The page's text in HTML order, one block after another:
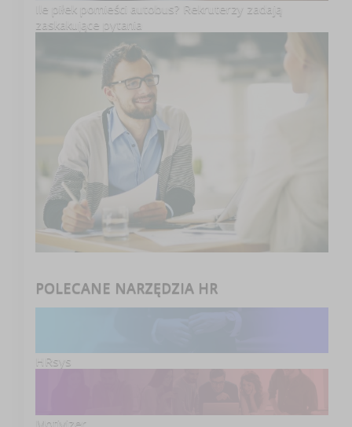
Ile piłek pomieści autobus? Rekruterzy zadają
zaskakujące pytania
POLECANE NARZĘDZIA HR
HRsys
Motivizer